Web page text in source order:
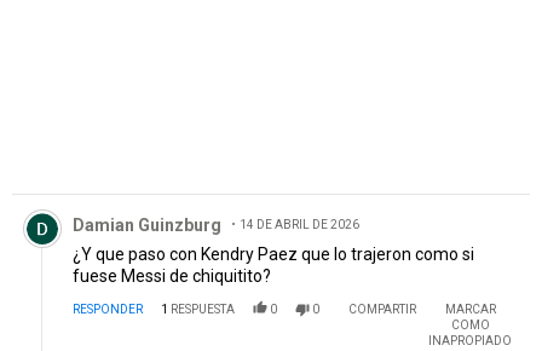
Comentario de Damian Guinzburg.
Damian Guinzburg 14 DE ABRIL DE 2026
¿Y que paso con Kendry Paez que lo trajeron como si
fuese Messi de chiquitito?
RESPONDER 1 RESPUESTA 0 0 COMPARTIR
MARCAR
COMO
INAPROPIADO